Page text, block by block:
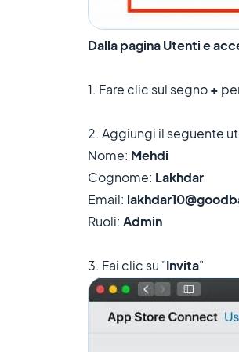
Dalla pagina Utenti e
1. Fare clic sul segno+
2. Aggiungi il seguente
Nome: Mehdi
Cognome: Lakhdar
Email:
Ruoli: Admin
3. Fai clic su "Invita"